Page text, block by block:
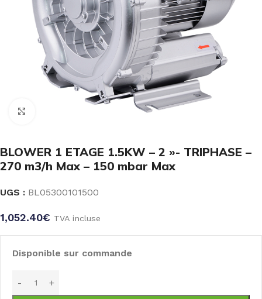
BLOWER 1 ETAGE 1.5KW – 2 »- TRIPHASE –
270 m3/h Max – 150 mbar Max
UGS : BL05300101500
1,052.40€ TVA incluse
Disponible sur commande